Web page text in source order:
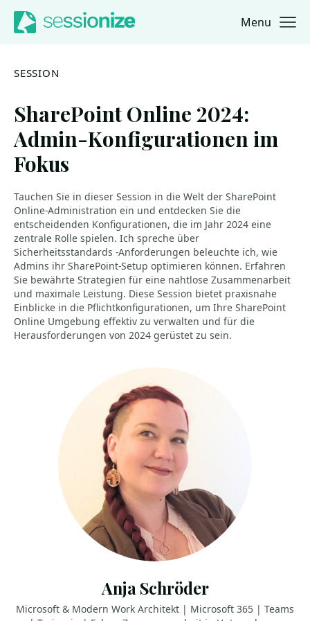
Jump to navigation
Jump to content Menu
SESSION
SharePoint Online 2024:
Admin-Konfigurationen im
Fokus
Tauchen Sie in dieser Session in die Welt der SharePoint
Online-Administration ein und entdecken Sie die
entscheidenden Konfigurationen, die im Jahr 2024 eine
zentrale Rolle spielen. Ich spreche über
Sicherheitsstandards -Anforderungen beleuchte ich, wie
Admins ihr SharePoint-Setup optimieren können. Erfahren
Sie bewährte Strategien für eine nahtlose Zusammenarbeit
und maximale Leistung. Diese Session bietet praxisnahe
Einblicke in die Pflichtkonfigurationen, um Ihre SharePoint
Online Umgebung effektiv zu verwalten und für die
Herausforderungen von 2024 gerüstet zu sein.
Anja Schröder
Microsoft & Modern Work Architekt | Microsoft 365 | Teams